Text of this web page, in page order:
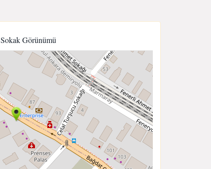
Sokak Görünümü